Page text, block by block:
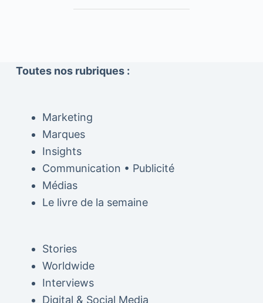
Toutes nos rubriques :
Marketing
Marques
Insights
Communication • Publicité
Médias
Le livre de la semaine
Stories
Worldwide
Interviews
Digital & Social Media